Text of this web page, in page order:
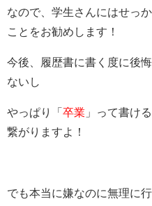
なので、学生さんにはせっ
ことをお勧めします！
今後、履歴書に書く度に後
ないし
やっぱり「 卒業 」って書け
繋がりますよ！
でも本当に嫌なのに無理に